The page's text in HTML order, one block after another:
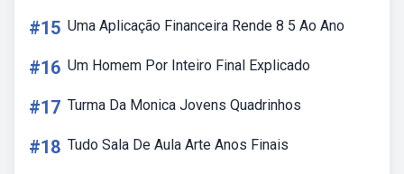
#15 Uma Aplicação Financeira Rende 8 5 Ao Ano
#16 Um Homem Por Inteiro Final Explicado
#17 Turma Da Monica Jovens Quadrinhos
#18 Tudo Sala De Aula Arte Anos Finais